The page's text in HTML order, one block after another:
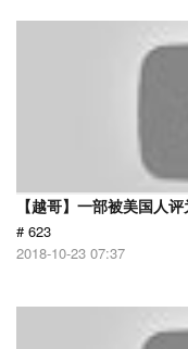
【越哥】一部被美国人
# 623
2018-10-23 07:37